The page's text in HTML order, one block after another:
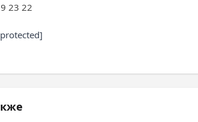
23 22